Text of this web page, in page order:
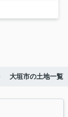
大垣市の土地一覧